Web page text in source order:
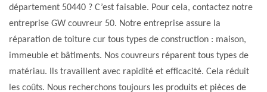
département 50440 ? C’est faisable. Pour cela, contactez notre
entreprise GW couvreur 50. Notre entreprise assure la
réparation de toiture cur tous types de construction : maison,
immeuble et bâtiments. Nos couvreurs réparent tous types de
matériau. Ils travaillent avec rapidité et efficacité. Cela réduit
les coûts. Nous recherchons toujours les produits et pièces de